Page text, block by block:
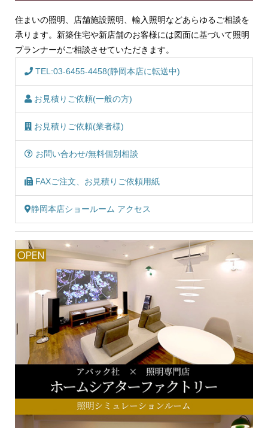
住まいの照明、店舗施設照明、輸入照明などあらゆるご相談を
承ります。新築住宅や新店舗のお客様には図面に基づいて照明
プランナーがご相談させていただきます。
TEL:03-6455-4458(静岡本店に転送中)
お見積りご依頼(一般の方)
お見積りご依頼(業者様)
お問い合わせ/無料個別相談
FAXご注文、お見積りご依頼用紙
静岡本店ショールーム アクセス